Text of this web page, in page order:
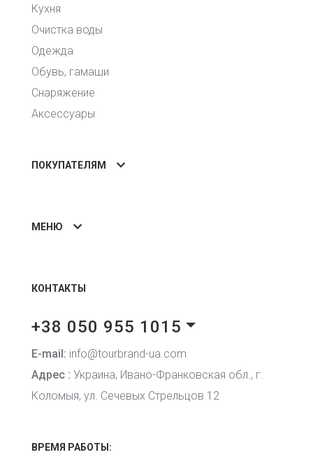
Кухня
Очистка воды
Одежда
Обувь, гамаши
Снаряжение
Аксессуары
ПОКУПАТЕЛЯМ
МЕНЮ
КОНТАКТЫ
+38 050 955 1015
E-mail: info@tourbrand-ua.com
Адрес : Украина, Ивано-Франковская обл., г.
Коломыя, ул. Сечевых Стрельцов 12
ВРЕМЯ РАБОТЫ: